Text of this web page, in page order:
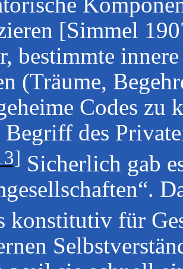
[Simmel
bestimmte
(Träume,
Codes zu
des
Sicherlich gab
konstitutiv für